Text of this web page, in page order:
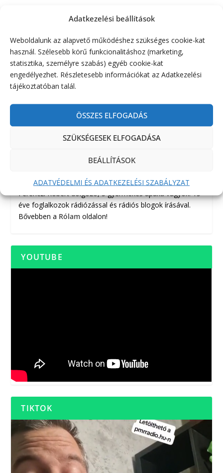
Adatkezelési beállítások
Weboldalunk az alapvető működéshez szükséges cookie-kat
használ. Szélesebb körű funkcionalitáshoz (marketing,
statisztika, személyre szabás) egyéb cookie-kat
engedélyezhet. Részletesebb információkat az Adatkezelési
tájékoztatóban talál.
ÖSSZES ELFOGADÁS
SZÜKSÉGESEK ELFOGADÁSA
BEÁLLÍTÁSOK
ADATVÉDELMI ÉS ADATKEZELÉSI SZABÁLYZAT
Motorola T92H2O
szétszedve.
Kupon kód Mikulásig :)
Ferenczi Róbert dolgozó, 3 gyermekes apuka vagyok. 15
éve foglalkozok rádiózással és rádiós blogok írásával.
Bővebben a Rólam oldalon!
YOUTUBE
TIKTOK